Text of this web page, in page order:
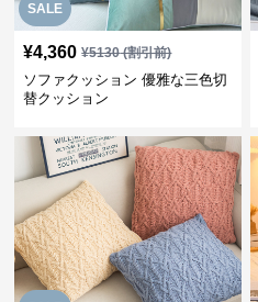
SALE
¥4,360 ¥5130(割引前)
ソファクッション 優雅な三色切
替クッション